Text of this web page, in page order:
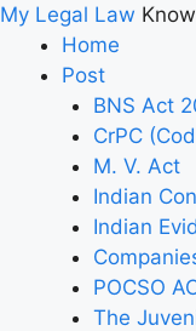
My Legal Law
Home
Post
BNS Act
CrPC
M. V. Act
Indian
Indian
POCSO
The